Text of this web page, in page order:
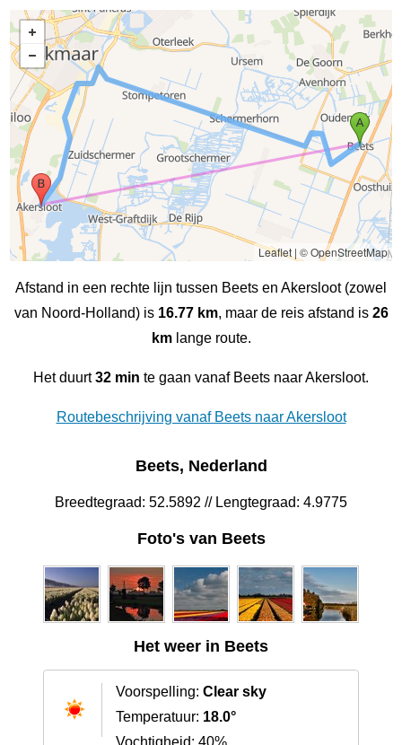
Leaflet| © OpenStreetMap
Afstand in een rechte lijn tussen Beets en Akersloot (zowel
van Noord-Holland) is 16.77 km, maar de reis afstand is 26
kmlange route.
Het duurt32 min te gaan vanaf Beets naar Akersloot.
Routebeschrijving vanaf Beets naar Akersloot
Beets, Nederland
Breedtegraad: 52.5892 // Lengtegraad: 4.9775
Foto's van Beets
Het weer in Beets
Voorspelling: Clear sky
Temperatuur: 18.0°